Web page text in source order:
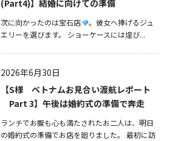
(Part4)】結婚に向けての準備
次に向かったのは宝石店
。彼女へ捧げるジュ
エリーを選びます。 ショーケースには煌び...
2026年6月30日
【S様 ベトナムお見合い渡航レポート
Part 3】午後は婚約式の準備で奔走
ランチでお腹も心も満たされたお二人は、明日
の婚約式の準備でお店を廻りました。 最初に訪